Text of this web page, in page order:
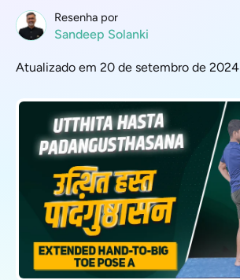
Resenha por
Sandeep Solanki
Atualizado em 20 de setembro de 2024